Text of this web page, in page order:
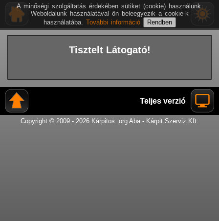
Tisztelt Látogató!
Teljes verzió
Copyright © 2009 - 2026 Kárpitos .org Aba - Kárpit Szerviz Kft.
A minőségi szolgáltatás érdekében sütiket (cookie) használunk.
Weboldalunk használatával ön beleegyezik a cookie-k
használatába. További információ